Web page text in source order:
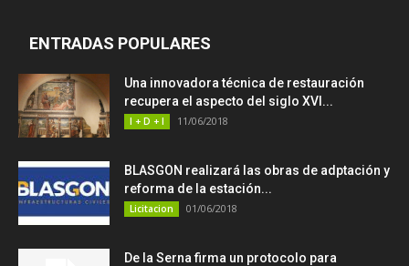
ENTRADAS POPULARES
Una innovadora técnica de restauración
recupera el aspecto del siglo XVI...
I + D + I 11/06/2018
BLASGON realizará las obras de adptación y
reforma de la estación...
Licitacion 01/06/2018
De la Serna firma un protocolo para